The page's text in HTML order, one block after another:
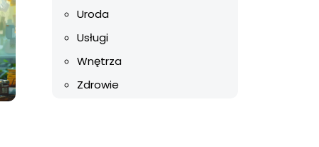
Uroda
Usługi
Wnętrza
Zdrowie